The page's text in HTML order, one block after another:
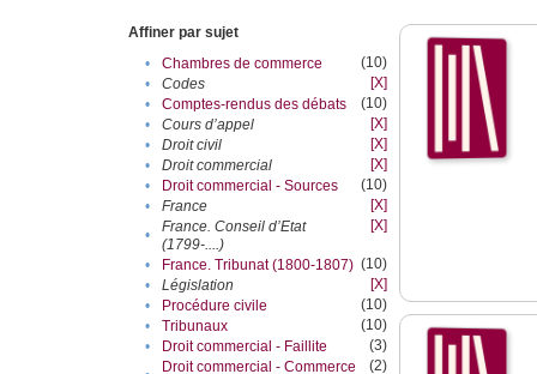
Affiner par sujet
•
Chambres de commerce
(10)
•
Codes
[X]
•
Comptes-rendus des débats
(10)
•
Cours d’appel
[X]
•
Droit civil
[X]
•
Droit commercial
[X]
•
Droit commercial - Sources
(10)
•
France
[X]
•
France. Conseil d’Etat
(1799-....)
[X]
• France. Tribunat (1800-1807) (10)
•
Législation
[X]
•
Procédure civile
(10)
•
Tribunaux
(10)
•
Droit commercial - Faillite
(3)
Droit commercial - Commerce
(2)